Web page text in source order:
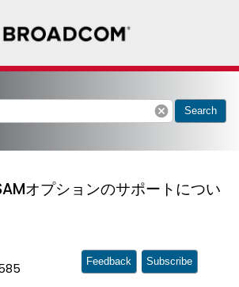
cancel Search
オプションのサポートについ
Feedback Subscribe